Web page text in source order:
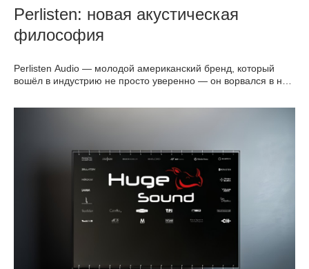
Perlisten: новая акустическая
философия
Perlisten Audio — молодой американский бренд, который
вошёл в индустрию не просто уверенно — он ворвался в неё
удаётся достичь и тем, кто работает на рынке по 20–30 лет.